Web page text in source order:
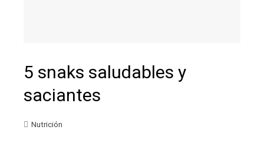
5 snaks saludables y
saciantes
Nutrición